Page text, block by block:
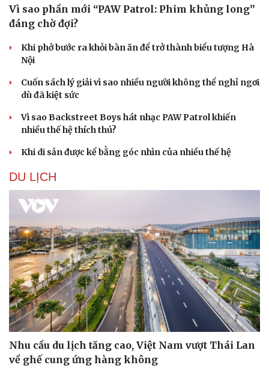
Văn hóa
Sân khấu - Điện ảnh
Văn học
Âm nhạc
Giải trí
Nghệ sĩ
Thời trang
Sao Việt
Vì sao phần mới “PAW Patrol: Phim khủng long”
đáng chờ đợi?
Khi phở bước ra khỏi bàn ăn để trở thành biểu tượng Hà
Nội
Cuốn sách lý giải vì sao nhiều người không thể nghỉ ngơi
dù đã kiệt sức
Vì sao Backstreet Boys hát nhạc PAW Patrol khiến
nhiều thế hệ thích thú?
Khi di sản được kể bằng góc nhìn của nhiều thế hệ
DU LỊCH
Nhu cầu du lịch tăng cao, Việt Nam vượt Thái Lan
về ghế cung ứng hàng không